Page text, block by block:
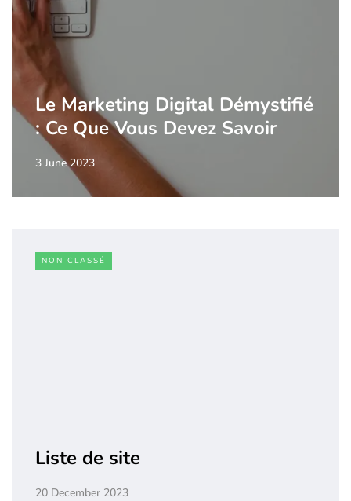
Le Marketing Digital Démystifié
: Ce Que Vous Devez Savoir
3 June 2023
NON CLASSÉ
Liste de site
20 December 2023